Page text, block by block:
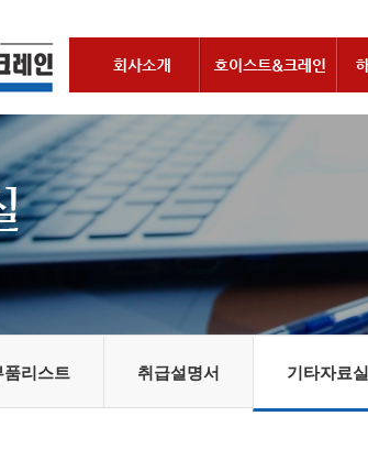
품리스트 취급설명서 기타자료실